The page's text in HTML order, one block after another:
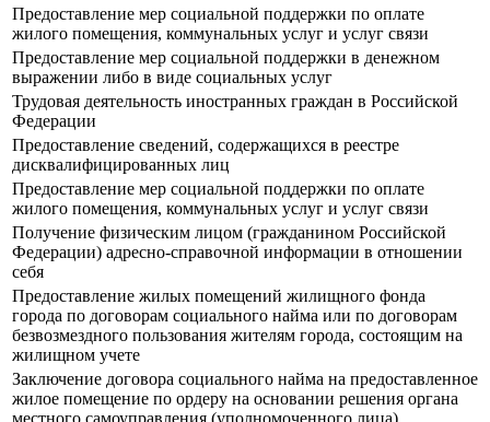
Предоставление мер социальной поддержки по оплате
жилого помещения, коммунальных услуг и услуг связи
Предоставление мер социальной поддержки в денежном
выражении либо в виде социальных услуг
Трудовая деятельность иностранных граждан в Российской
Федерации
Предоставление сведений, содержащихся в реестре
дисквалифицированных лиц
Предоставление мер социальной поддержки по оплате
жилого помещения, коммунальных услуг и услуг связи
Получение физическим лицом (гражданином Российской
Федерации) адресно-справочной информации в отношении
себя
Предоставление жилых помещений жилищного фонда
города по договорам социального найма или по договорам
безвозмездного пользования жителям города, состоящим на
жилищном учете
Заключение договора социального найма на предоставленное
жилое помещение по ордеру на основании решения органа
местного самоуправления (уполномоченного лица)